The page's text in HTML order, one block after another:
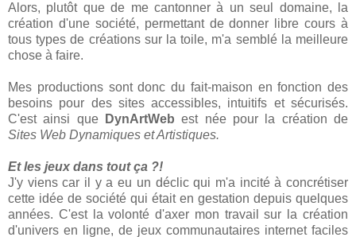
Alors, plutôt que de me cantonner à un seul domaine, la
création d'une société, permettant de donner libre cours à
tous types de créations sur la toile, m'a semblé la meilleure
chose à faire.
Mes productions sont donc du fait-maison en fonction des
besoins pour des sites accessibles, intuitifs et sécurisés.
C'est ainsi que
DynArtWebest née pour la création de
Sites Web Dynamiques et Artistiques.
Et les jeux dans tout ça ?!
J'y viens car il y a eu un déclic qui m'a incité à concrétiser
cette idée de société qui était en gestation depuis quelques
années. C'est la volonté d'axer mon travail sur la création
d'univers en ligne, de jeux communautaires internet faciles